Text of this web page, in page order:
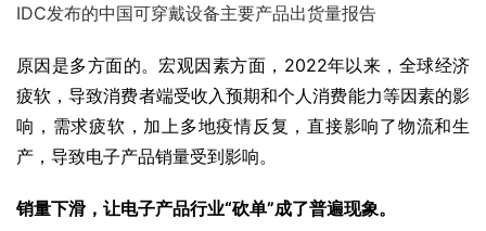
IDC发布的中国可穿戴设备主要产品出货量报告
原因是多方面的。宏观因素方面，2022年以来，全球经济
疲软，导致消费者端受收入预期和个人消费能力等因素的影
响，需求疲软，加上多地疫情反复，直接影响了物流和生
产，导致电子产品销量受到影响。
销量下滑，让电子产品行业“砍单”成了普遍现象。